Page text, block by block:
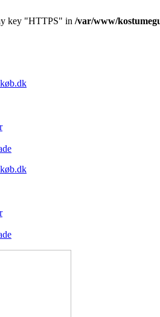
key "HTTPS" in /var/www/